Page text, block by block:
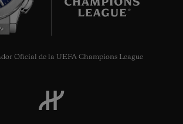
Oficial de la UEFA Champions League